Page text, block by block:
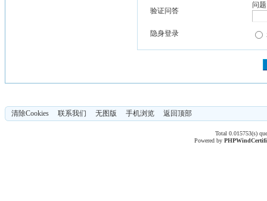
验证问答
问
隐身登录
清除Cookies 联系我们 无图版 手机浏览 返回顶部
Total 0.015753(s)
Powered byPHPWind